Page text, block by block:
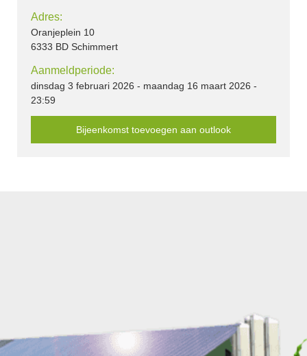
Adres:
Oranjeplein 10
6333 BD Schimmert
Aanmeldperiode:
dinsdag 3 februari 2026 - maandag 16 maart 2026 -
23:59